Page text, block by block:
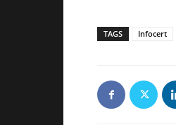
TAGS Infocert